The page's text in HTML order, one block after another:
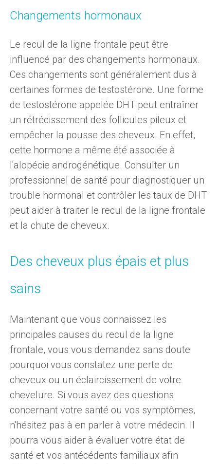
Changements hormonaux
Le recul de la ligne frontale peut être
influencé par des changements hormonaux.
Ces changements sont généralement dus à
certaines formes de testostérone. Une forme
de testostérone appelée DHT peut entraîner
un rétrécissement des follicules pileux et
empêcher la pousse des cheveux. En effet,
cette hormone a même été associée à
l'alopécie androgénétique. Consulter un
professionnel de santé pour diagnostiquer un
trouble hormonal et contrôler les taux de DHT
peut aider à traiter le recul de la ligne frontale
et la chute de cheveux.
Des cheveux plus épais et plus
sains
Maintenant que vous connaissez les
principales causes du recul de la ligne
frontale, vous vous demandez sans doute
pourquoi vous constatez une perte de
cheveux ou un éclaircissement de votre
chevelure. Si vous avez des questions
concernant votre santé ou vos symptômes,
n'hésitez pas à en parler à votre médecin. Il
pourra vous aider à évaluer votre état de
santé et vos antécédents familiaux afin